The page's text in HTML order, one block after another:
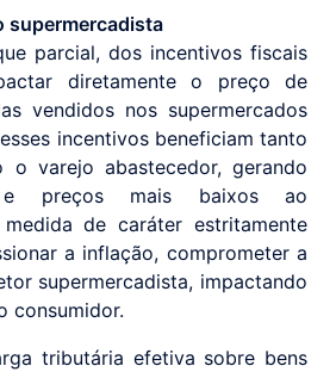
supermercadista
parcial, dos incentivos fiscais
diretamente o preço de
vendidos nos supermercados
incentivos beneficiam tanto
o varejo abastecedor, gerando
e preços mais baixos ao
de caráter estritamente
a inflação, comprometer a
supermercadista, impactando
consumidor.
tributária efetiva sobre bens